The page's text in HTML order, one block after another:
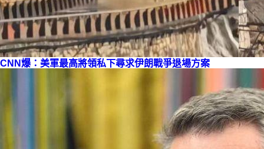
CNN爆：美軍最高將領私下尋求伊朗戰爭退場方案